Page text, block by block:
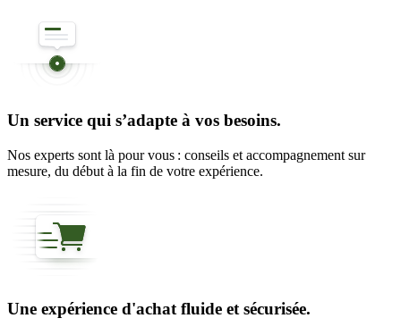
Un service qui s’adapte à vos besoins.
Nos experts sont là pour vous : conseils et accompagnement sur
mesure, du début à la fin de votre expérience.
Une expérience d'achat fluide et sécurisée.